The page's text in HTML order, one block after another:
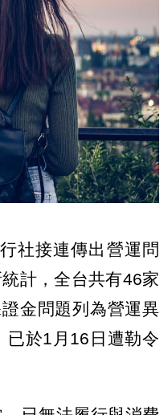
社接連傳出營運問
計，全台共有46家
金問題列為營運異
已於1月16日遭勒令